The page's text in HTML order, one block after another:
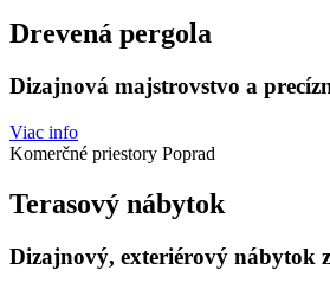
Drevená pergola
Dizajnová majstrovstvo a
Viac info
Komerčné priestory Poprad
Terasový nábytok
Dizajnový, exteriérový nábytok